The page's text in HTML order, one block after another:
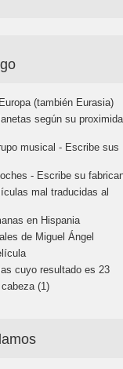
(también Eurasia)
según su
musical - Escribe sus
- Escribe su
mal traducidas al
en Hispania
de Miguel Ángel
cuyo resultado es 23
(1)